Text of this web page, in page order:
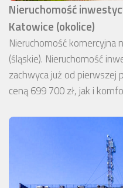
Nieruchomość
Katowice (okolice)
Nieruchomość komercyjna
(śląskie). Nieruchomość
zachwyca już od pierwszej
ceną 699 700 zł, jak i